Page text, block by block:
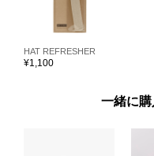
HAT REFRESHER
¥1,100
一緒に